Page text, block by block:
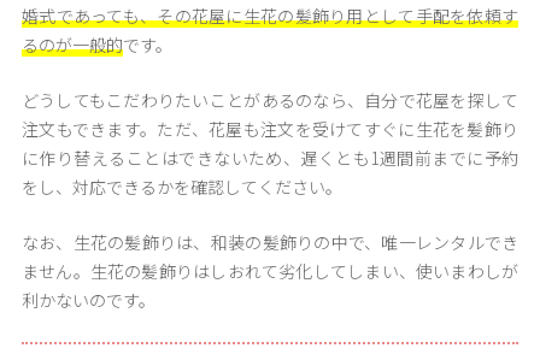
婚式であっても、その花屋に生花の髪飾り用として手配を依頼す
るのが一般的です。
どうしてもこだわりたいことがあるのなら、自分で花屋を探して
注文もできます。ただ、花屋も注文を受けてすぐに生花を髪飾り
に作り替えることはできないため、遅くとも1週間前までに予約
をし、対応できるかを確認してください。
なお、生花の髪飾りは、和装の髪飾りの中で、唯一レンタルでき
ません。生花の髪飾りはしおれて劣化してしまい、使いまわしが
利かないのです。